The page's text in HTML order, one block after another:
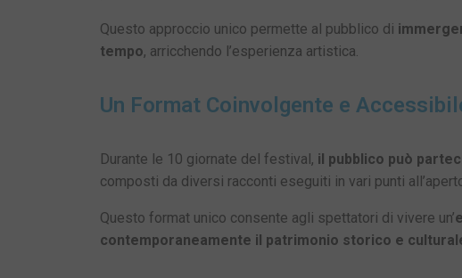
Questo approccio unico permette al pubblico di
tempo, arricchendo l’esperienza artistica.
Un Format Coinvolgente e
Durante le 10 giornate del festival, il pubblico può
composti da diversi racconti eseguiti in vari punti
Questo format unico consente agli spettatori di vivere un’
contemporaneamente il patrimonio storico e